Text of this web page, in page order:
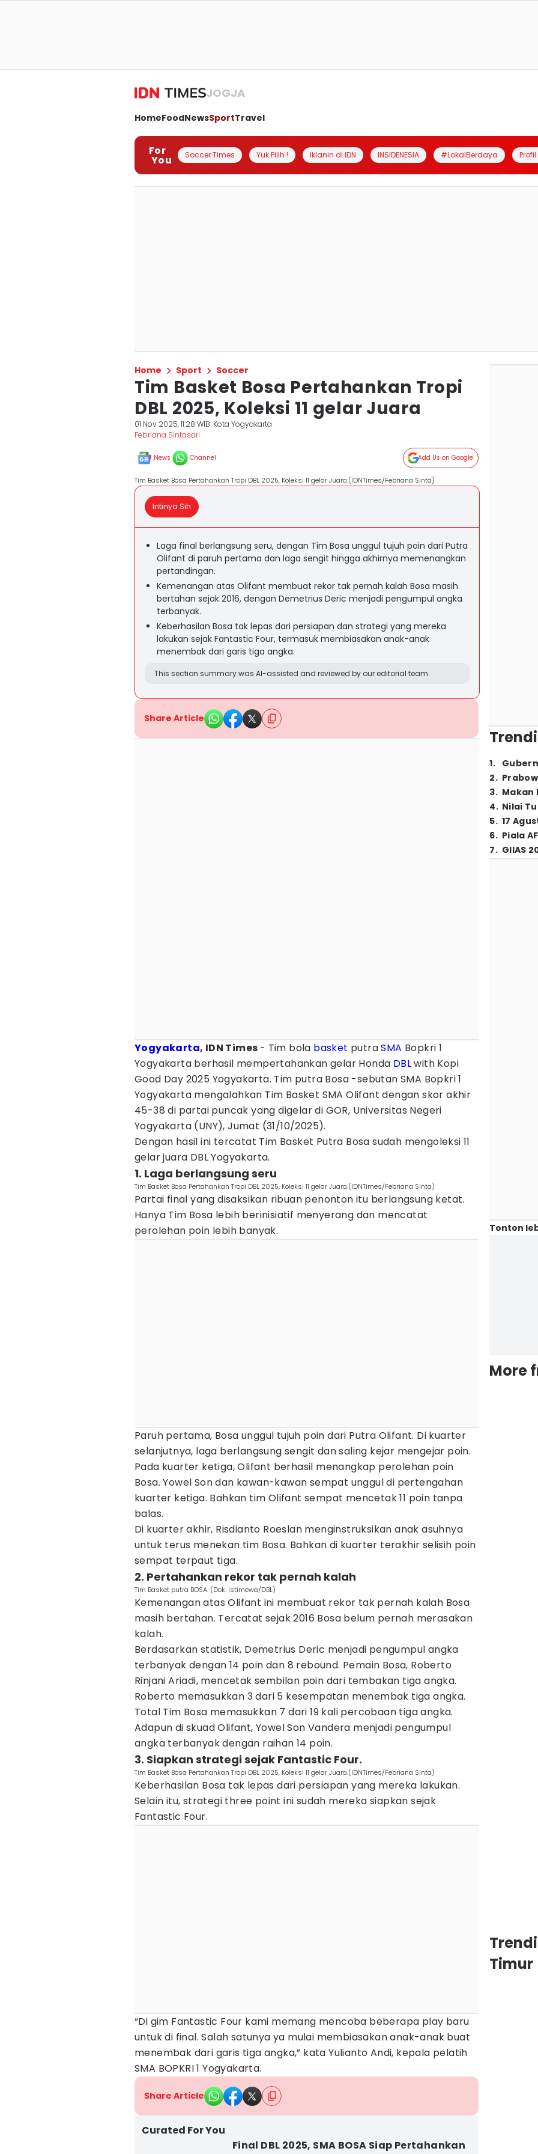
JOGJA
HomeFoodNewsSportTravel
For
You Soccer Times Yuk Pilih ! Iklanin di IDN INSIDENESIA #LokalBerdaya
Home Sport Soccer
Tim Basket Bosa Pertahankan Tropi
DBL 2025, Koleksi 11 gelar Juara
01 Nov 2025, 11:28 WIB Kota Yogyakarta
Febriana Sintasari
News Channel Add Us on Google
Tim Basket Bosa Pertahankan Tropi DBL 2025, Koleksi 11 gelar Juara.(IDNTimes/Febriana Sinta)
Intinya Sih
Laga final berlangsung seru, dengan Tim Bosa unggul tujuh poin dari Putra
Olifant di paruh pertama dan laga sengit hingga akhirnya memenangkan
pertandingan.
Kemenangan atas Olifant membuat rekor tak pernah kalah Bosa masih
bertahan sejak 2016, dengan Demetrius Deric menjadi pengumpul angka
terbanyak.
Keberhasilan Bosa tak lepas dari persiapan dan strategi yang mereka
lakukan sejak Fantastic Four, termasuk membiasakan anak-anak
menembak dari garis tiga angka.
This section summary was AI-assisted and reviewed by our editorial team.
Share Article
Yogyakarta, IDN Times - Tim bola basket putraSMA Bopkri 1
Yogyakarta berhasil mempertahankan gelar Honda DBLwith Kopi
Good Day 2025 Yogyakarta. Tim putra Bosa -sebutan SMA Bopkri 1
Yogyakarta mengalahkan Tim Basket SMA Olifant dengan skor akhir
45-38 di partai puncak yang digelar di GOR, Universitas Negeri
Yogyakarta (UNY), Jumat (31/10/2025).
Dengan hasil ini tercatat Tim Basket Putra Bosa sudah mengoleksi 11
gelar juara DBL Yogyakarta.
1. Laga berlangsung seru
Tim Basket Bosa Pertahankan Tropi DBL 2025, Koleksi 11 gelar Juara.(IDNTimes/Febriana Sinta)
Partai final yang disaksikan ribuan penonton itu berlangsung ketat.
Hanya Tim Bosa lebih berinisiatif menyerang dan mencatat
perolehan poin lebih banyak.
Paruh pertama, Bosa unggul tujuh poin dari Putra Olifant. Di kuarter
selanjutnya, laga berlangsung sengit dan saling kejar mengejar poin.
Pada kuarter ketiga, Olifant berhasil menangkap perolehan poin
Bosa. Yowel Son dan kawan-kawan sempat unggul di pertengahan
kuarter ketiga. Bahkan tim Olifant sempat mencetak 11 poin tanpa
balas.
Di kuarter akhir, Risdianto Roeslan menginstruksikan anak asuhnya
untuk terus menekan tim Bosa. Bahkan di kuarter terakhir selisih poin
sempat terpaut tiga.
2. Pertahankan rekor tak pernah kalah
Tim Basket putra BOSA. (Dok. Istimewa/DBL)
Kemenangan atas Olifant ini membuat rekor tak pernah kalah Bosa
masih bertahan. Tercatat sejak 2016 Bosa belum pernah merasakan
kalah.
Berdasarkan statistik, Demetrius Deric menjadi pengumpul angka
terbanyak dengan 14 poin dan 8 rebound. Pemain Bosa, Roberto
Rinjani Ariadi, mencetak sembilan poin dari tembakan tiga angka.
Roberto memasukkan 3 dari 5 kesempatan menembak tiga angka.
Total Tim Bosa memasukkan 7 dari 19 kali percobaan tiga angka.
Adapun di skuad Olifant, Yowel Son Vandera menjadi pengumpul
angka terbanyak dengan raihan 14 poin.
3. Siapkan strategi sejak Fantastic Four.
Tim Basket Bosa Pertahankan Tropi DBL 2025, Koleksi 11 gelar Juara.(IDNTimes/Febriana Sinta)
Keberhasilan Bosa tak lepas dari persiapan yang mereka lakukan.
Selain itu, strategi three point ini sudah mereka siapkan sejak
Fantastic Four.
“Di gim Fantastic Four kami memang mencoba beberapa play baru
untuk di final. Salah satunya ya mulai membiasakan anak-anak buat
menembak dari garis tiga angka,” kata Yulianto Andi, kepala pelatih
SMA BOPKRI 1 Yogyakarta.
Share Article
Curated For You
Final DBL 2025, SMA BOSA Siap Pertahankan
1.
2.
3. Makan
4. Nilai
5. 17
6. Piala
7. GIIAS
Tonton
More
Timur